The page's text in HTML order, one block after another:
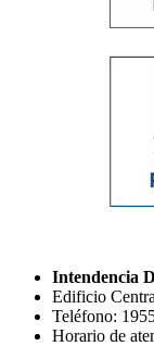
Intendencia
Edificio
Teléfono:
Horario de